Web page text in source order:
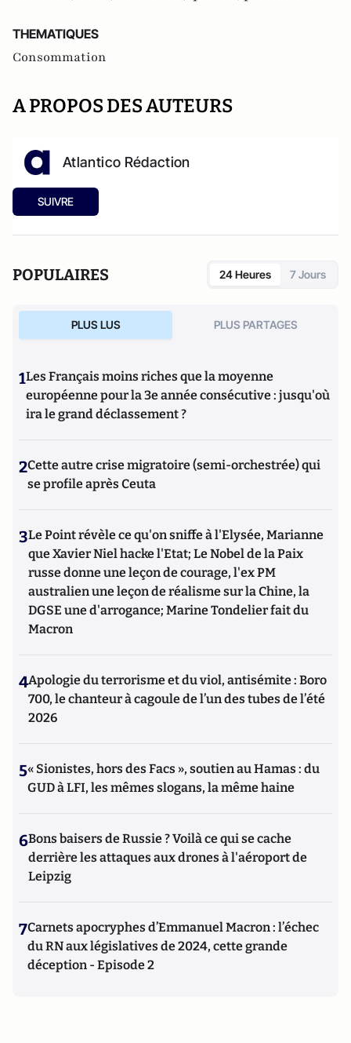
THEMATIQUES
Consommation
A PROPOS DES AUTEURS
Atlantico Rédaction
SUIVRE
POPULAIRES 24 Heures 7 Jours
PLUS LUS PLUS PARTAGES
1Les Français moins riches que la moyenne
européenne pour la 3e année consécutive : jusqu'où
ira le grand déclassement ?
2Cette autre crise migratoire (semi-orchestrée) qui
se profile après Ceuta
3Le Point révèle ce qu'on sniffe à l'Elysée, Marianne
que Xavier Niel hacke l'Etat; Le Nobel de la Paix
russe donne une leçon de courage, l'ex PM
australien une leçon de réalisme sur la Chine, la
DGSE une d'arrogance; Marine Tondelier fait du
Macron
4Apologie du terrorisme et du viol, antisémite : Boro
700, le chanteur à cagoule de l’un des tubes de l’été
2026
5« Sionistes, hors des Facs », soutien au Hamas : du
GUD à LFI, les mêmes slogans, la même haine
6Bons baisers de Russie ? Voilà ce qui se cache
derrière les attaques aux drones à l'aéroport de
Leipzig
7Carnets apocryphes d’Emmanuel Macron : l’échec
du RN aux législatives de 2024, cette grande
déception - Episode 2